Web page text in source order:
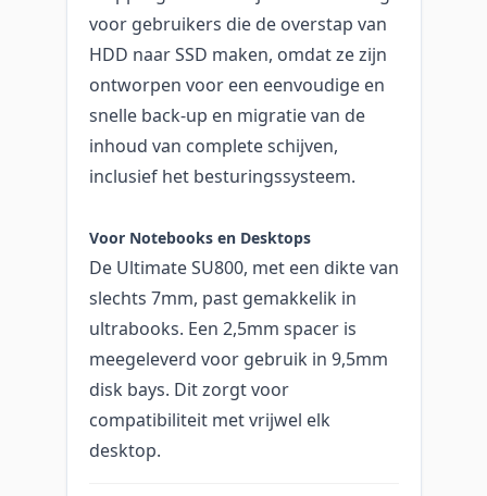
voor gebruikers die de overstap van
HDD naar SSD maken, omdat ze zijn
ontworpen voor een eenvoudige en
snelle back-up en migratie van de
inhoud van complete schijven,
inclusief het besturingssysteem.
Voor Notebooks en Desktops
De Ultimate SU800, met een dikte van
slechts 7mm, past gemakkelik in
ultrabooks. Een 2,5mm spacer is
meegeleverd voor gebruik in 9,5mm
disk bays. Dit zorgt voor
compatibiliteit met vrijwel elk
desktop.